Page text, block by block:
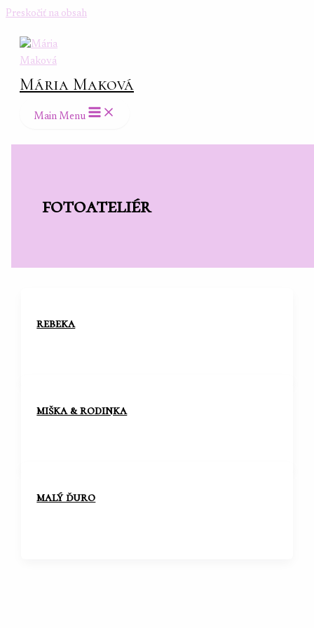
Preskočiť na obsah
Mária Maková
Main Menu
fotoateliér
rebeka
miška & rodinka
malý ďuro